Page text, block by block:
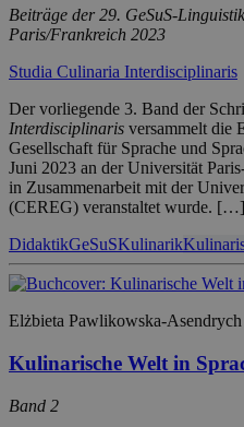
Beiträge der 29. GeSuS-
Paris/Frankreich 2023
Studia Culinaria Interdisciplinaris
Der vorliegende 3. Band der
Interdisciplinaris versammelt die
Gesellschaft für Sprache und
Juni 2023 an der Universität
in Zusammenarbeit mit der
(CEREG) veranstaltet wurde. […]
DidaktikGeSuSKulinarik
Elżbieta Pawlikowska-
Kulinarische Welt in
Band 2